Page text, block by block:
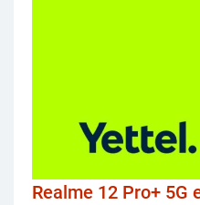
Realme 12 Pro+ 5G